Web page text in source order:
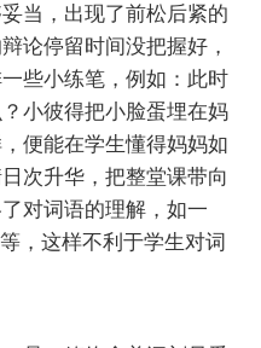
当，出现了前松后紧的
论停留时间没把握好，
些小练笔，例如：此时
小彼得把小脸蛋埋在妈
便能在学生懂得妈妈如
次升华，把整堂课带向
对词语的理解，如一
，这样不利于学生对词